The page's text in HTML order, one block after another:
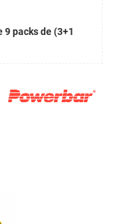
packs de (3+1